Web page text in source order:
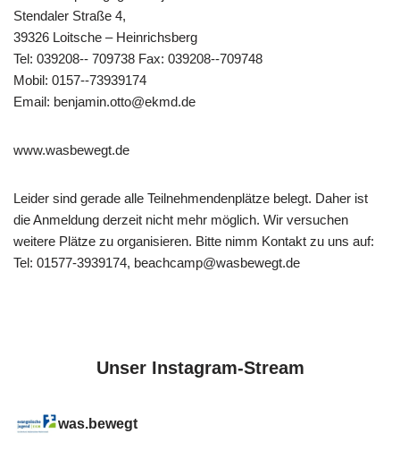
Stendaler Straße 4,
39326 Loitsche – Heinrichsberg
Tel: 039208-­‐ 709738 Fax: 039208-­‐709748
Mobil: 0157-­‐73939174
Email: benjamin.otto@ekmd.de
www.wasbewegt.de
Leider sind gerade alle Teilnehmendenplätze belegt. Daher ist
die Anmeldung derzeit nicht mehr möglich. Wir versuchen
weitere Plätze zu organisieren. Bitte nimm Kontakt zu uns auf:
Tel: 01577-3939174, beachcamp@wasbewegt.de
Unser Instagram-Stream
was.bewegt